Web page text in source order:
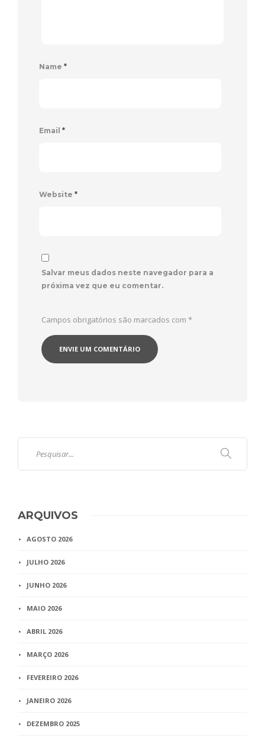
Name *
Email *
Website *
Salvar meus dados neste navegador para a
próxima vez que eu comentar.
Campos obrigatórios são marcados com *
ARQUIVOS
AGOSTO 2026
JULHO 2026
JUNHO 2026
MAIO 2026
ABRIL 2026
MARÇO 2026
FEVEREIRO 2026
JANEIRO 2026
DEZEMBRO 2025